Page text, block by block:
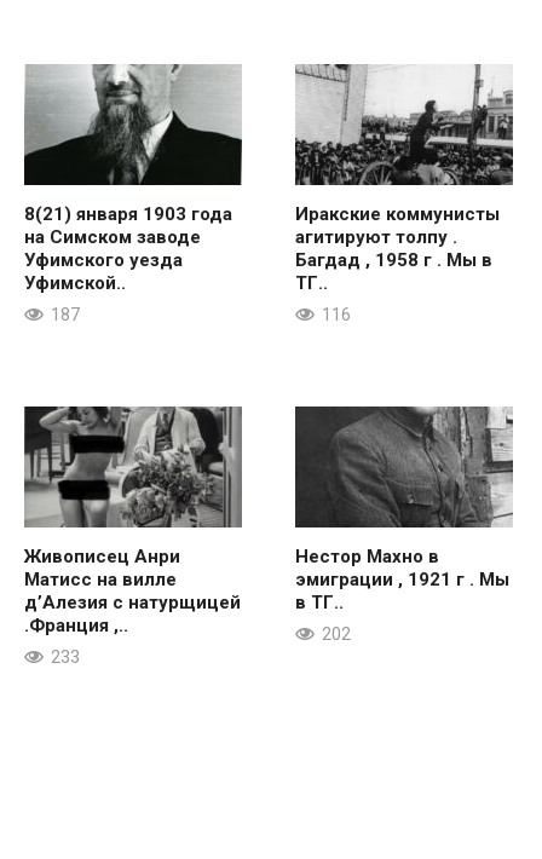
8(21) января 1903 года
на Симском заводе
Уфимского уезда
Уфимской..
187
Иракские коммунисты
агитируют толпу .
Багдад , 1958 г . Мы в
ТГ..
116
Живописец Анри
Матисс на вилле
д’Алезия с натурщицей
.Франция ,..
233
Нестор Махно в
эмиграции , 1921 г . Мы
в ТГ..
202